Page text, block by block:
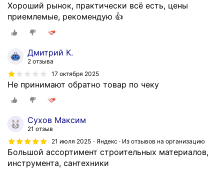
е
с
н
о
ч
Хороший рынок, практически всё есть, цены
приемлемые, рекомендую 👍
Дмитрий К.
2 отзыва
17 октября 2025
Не принимают обратно товар по чеку
Сухов Максим
21 отзыв
21 июля 2025
Яндекс · Из отзывов на организацию
Большой ассортимент строительных материалов,
инструмента, сантехники